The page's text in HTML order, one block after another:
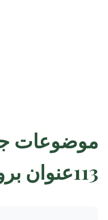
موضوعات
113عنوان بروز